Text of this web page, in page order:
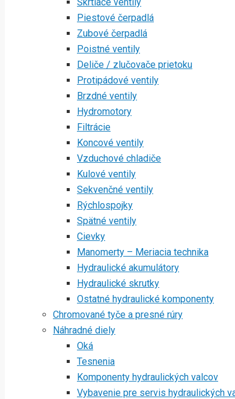
Piestové čerpadlá
Zubové čerpadlá
Poistné ventily
Deliče / zlučovače prietoku
Protipádové ventily
Brzdné ventily
Hydromotory
Filtrácie
Koncové ventily
Vzduchové chladiče
Kulové ventily
Sekvenčné ventily
Rýchlospojky
Spätné ventily
Cievky
Manomerty – Meriacia technika
Hydraulické akumulátory
Hydraulické skrutky
Ostatné hydraulické komponenty
Chromované tyče a presné rúry
Náhradné diely
Oká
Tesnenia
Komponenty hydraulických valcov
Vybavenie pre servis hydraulických